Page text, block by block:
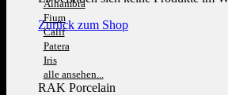
Zurück zum Shop
Alhambra
Fium
Calif
Patera
Iris
alle ansehen...
RAK Porcelain